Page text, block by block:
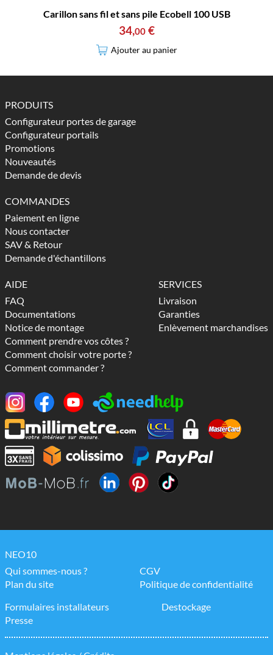
Carillon sans fil et sans pile Ecobell 100 USB
34,00 €
Ajouter au panier
PRODUITS
Configurateur portes de garage
Configurateur portails
Promotions
Nouveautés
Demande de devis
COMMANDES
Paiement en ligne
Nous contacter
SAV & Retour
Demande d'échantillons
AIDE
FAQ
Documentations
Notice de montage
Comment prendre vos côtes ?
Comment choisir votre porte ?
Comment commander ?
SERVICES
Livraison
Garanties
Enlèvement marchandises
NEO10
Qui sommes-nous ?
Plan du site
CGV
Politique de confidentialité
Formulaires installateurs
Presse
Destockage